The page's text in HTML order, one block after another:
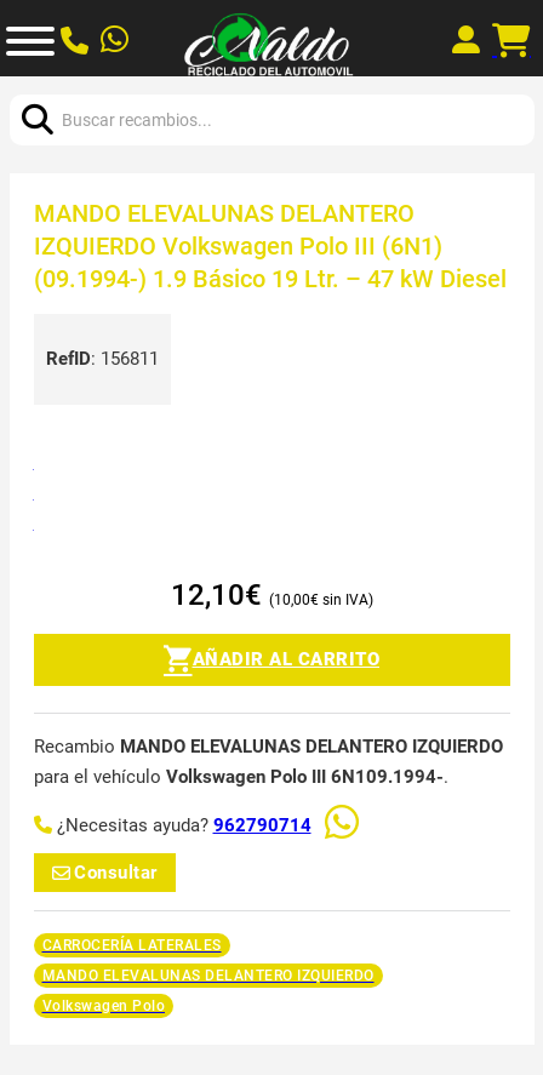
MANDO ELEVALUNAS DELANTERO
IZQUIERDO Volkswagen Polo III (6N1)
(09.1994-) 1.9 Básico 19 Ltr. – 47 kW Diesel
RefID: 156811
12,10€ 10,00€
AÑADIR AL CARRITO
Recambio MANDO ELEVALUNAS DELANTERO IZQUIERDO
para el vehículo Volkswagen Polo III 6N109.1994-.
¿Necesitas ayuda? 962790714
Consultar
CARROCERÍA LATERALES
MANDO ELEVALUNAS DELANTERO IZQUIERDO
Volkswagen Polo